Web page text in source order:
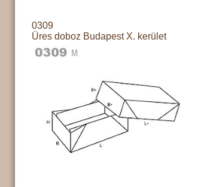
0309
Üres doboz Budapest X. kerület